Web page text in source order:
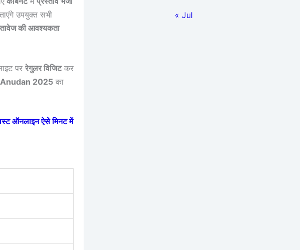
उपयुक्त सभी
की आवश्यकता
पर रेगुलर विजिटकर
2025 का
ऑनलाइन ऐसे मिनट में
« Jul